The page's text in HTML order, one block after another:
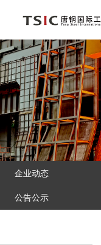
企业动态
公告公示